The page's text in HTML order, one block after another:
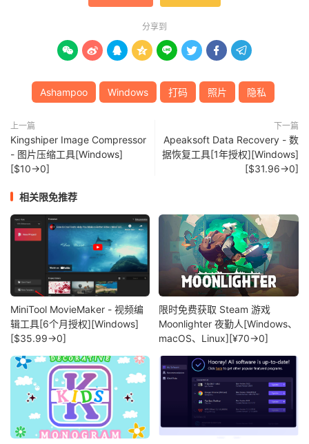
分享到
       
Ashampoo Windows 打码 照片 隐私
上一篇
Kingshiper Image Compressor
- 图片压缩工具[Windows]
[$10→0]
下一篇
Apeaksoft Data Recovery - 数
据恢复工具[1年授权][Windows]
[$31.96→0]
相关限免推荐
MiniTool MovieMaker - 视频编
辑工具[6个月授权][Windows]
[$35.99→0]
限时免费获取 Steam 游戏
Moonlighter 夜勤人[Windows、
macOS、Linux][¥70→0]